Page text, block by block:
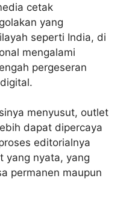
cetak
yang
seperti India, di
mengalami
pergeseran
menyusut, outlet
dapat dipercaya
editorialnya
yang nyata, yang
permanen maupun